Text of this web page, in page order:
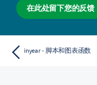
在此处留下您的反馈
inyear - 脚本和图表函数